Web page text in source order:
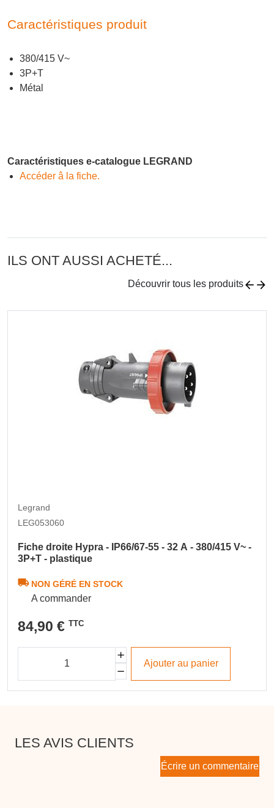
Caractéristiques produit
380/415 V~
3P+T
Métal
Caractéristiques e-catalogue LEGRAND
Accéder â la fiche.
ILS ONT AUSSI ACHETÉ...
Découvrir tous les produits
Legrand
LEG053060
Fiche droite Hypra - IP66/67-55 - 32 A - 380/415 V~ -
3P+T - plastique
NON GÉRÉ EN STOCK
A commander
84,90 € TTC
Ajouter au panier
LES AVIS CLIENTS
Écrire un commentaire